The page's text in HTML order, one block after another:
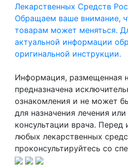
Лекарственных Средств
Обращаем ваше внимание,
товарам может меняться.
актуальной информации
оригинальной инструкции.
Информация, размещенная
предназначена
ознакомления и не может
для назначения лечения
консультации врача. Перед
любых лекарственных
проконсультируйтесь со